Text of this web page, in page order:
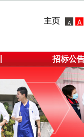
主页
招标公